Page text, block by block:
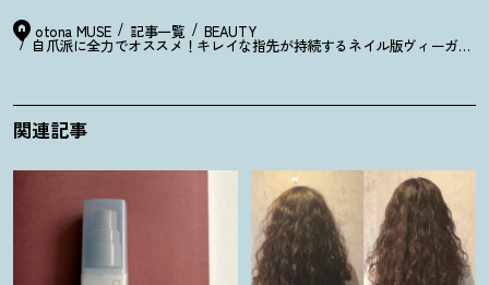
otona MUSE 記事一覧 BEAUTY
自爪派に全力でオススメ ！ キレイな指先が持続するネイル版ヴィーガン
関連記事